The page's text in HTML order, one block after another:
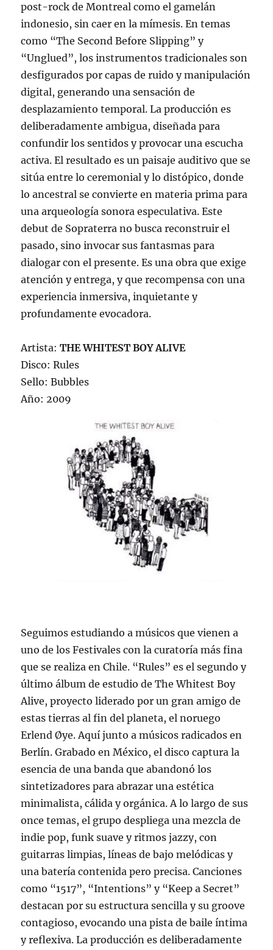
post-rock de Montreal como el gamelán
indonesio, sin caer en la mímesis. En temas
como “The Second Before Slipping” y
“Unglued”, los instrumentos tradicionales son
desfigurados por capas de ruido y manipulación
digital, generando una sensación de
desplazamiento temporal. La producción es
deliberadamente ambigua, diseñada para
confundir los sentidos y provocar una escucha
activa. El resultado es un paisaje auditivo que se
sitúa entre lo ceremonial y lo distópico, donde
lo ancestral se convierte en materia prima para
una arqueología sonora especulativa. Este
debut de Sopraterra no busca reconstruir el
pasado, sino invocar sus fantasmas para
dialogar con el presente. Es una obra que exige
atención y entrega, y que recompensa con una
experiencia inmersiva, inquietante y
profundamente evocadora.
Artista:THE WHITEST BOY ALIVE
Disco: Rules
Sello: Bubbles
Año: 2009
Seguimos estudiando a músicos que vienen a
uno de los Festivales con la curatoría más fina
que se realiza en Chile. “Rules” es el segundo y
último álbum de estudio de The Whitest Boy
Alive, proyecto liderado por un gran amigo de
estas tierras al fin del planeta, el noruego
Erlend Øye. Aquí junto a músicos radicados en
Berlín. Grabado en México, el disco captura la
esencia de una banda que abandonó los
sintetizadores para abrazar una estética
minimalista, cálida y orgánica. A lo largo de sus
once temas, el grupo despliega una mezcla de
indie pop, funk suave y ritmos jazzy, con
guitarras limpias, líneas de bajo melódicas y
una batería contenida pero precisa. Canciones
como “1517”, “Intentions” y “Keep a Secret”
destacan por su estructura sencilla y su groove
contagioso, evocando una pista de baile íntima
y reflexiva. La producción es deliberadamente